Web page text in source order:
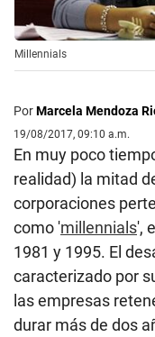
Millennials
PorMarcela Mendoza
19/08/2017, 09:10 a.m.
En muy poco
realidad) la mitad
corporaciones
como 'millennials',
1981 y 1995. El
caracterizado por
las empresas
durar más de dos